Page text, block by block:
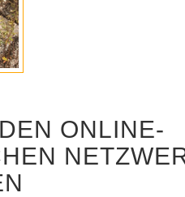
ONLINE-